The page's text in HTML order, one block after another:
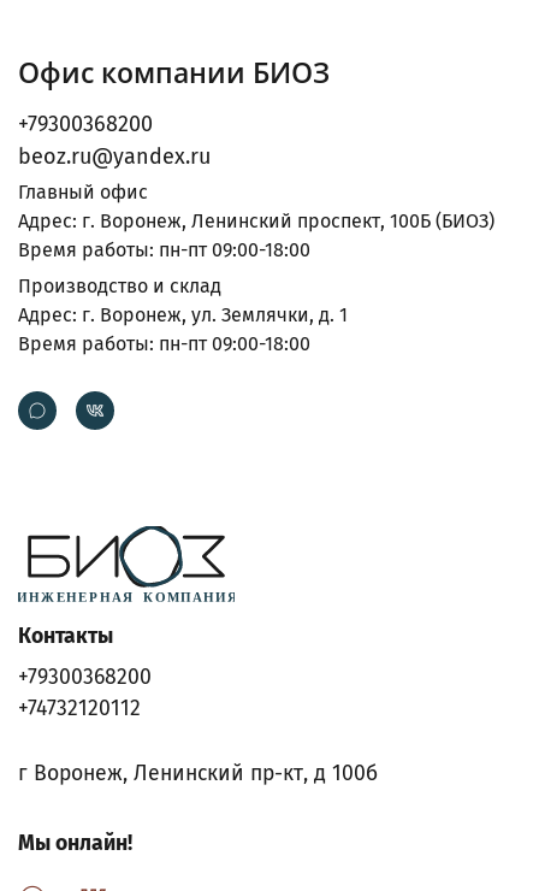
Офис компании БИОЗ
+79300368200
beoz.ru@yandex.ru
Главный офис
Адрес: г. Воронеж, Ленинский проспект, 100Б (БИОЗ)
Время работы: пн-пт 09:00-18:00
Производство и склад
Адрес: г. Воронеж, ул. Землячки, д. 1
Время работы: пн-пт 09:00-18:00
Контакты
+79300368200
+74732120112
г Воронеж, Ленинский пр-кт, д 100б
Мы онлайн!